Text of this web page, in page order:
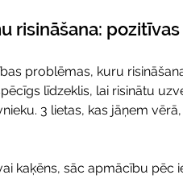
risināšana:
problēmas, kuru
līdzeklis, lai risinātu
3 lietas, kas jāņem
kaķēns, sāc apmācību pēc